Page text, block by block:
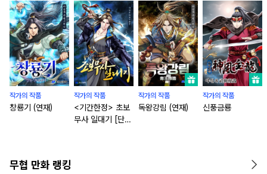
작가의 작품
창룡기 (연재)
작가의 작품
<기간한정> 초보
무사 일대기 [단행
작가의 작품
독왕강림 (연재)
작가의 작품
신풍금룡
무협 만화 랭킹